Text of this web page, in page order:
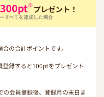
pt※プレゼント！
すべてを達成した場合
の合計ポイントです。
登録すると100ptをプレゼント
の会員登録後、登録月の末日ま